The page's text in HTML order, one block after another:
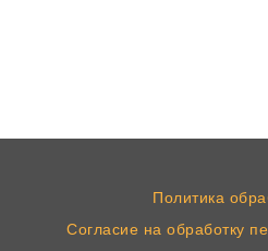
Политика
Согласие на обработку